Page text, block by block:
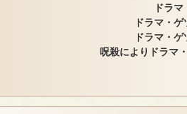
ドラ
ドラマ・
ドラマ・
呪殺によりドラマ